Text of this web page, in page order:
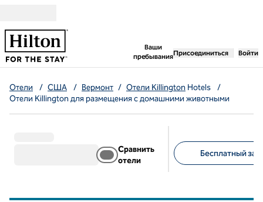
Ваши
пребывания
,открывается новая
Присоединиться Войти
Отели / США / Вермонт / Отели Killington Hotels
/
Отели Killington для размещения с домашними животными
Сравнить
отели
Бесплатный